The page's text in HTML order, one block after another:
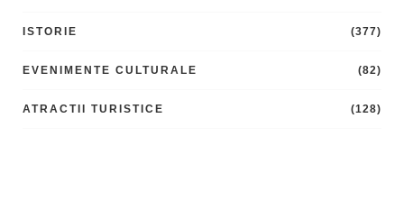
ISTORIE (377)
EVENIMENTE CULTURALE (82)
ATRACTII TURISTICE (128)